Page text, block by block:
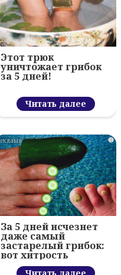
Этот трюк
уничтожает грибок
за 5 дней!
Читать далее
i
За 5 дней исчезнет
даже самый
застарелый грибок:
вот хитрость